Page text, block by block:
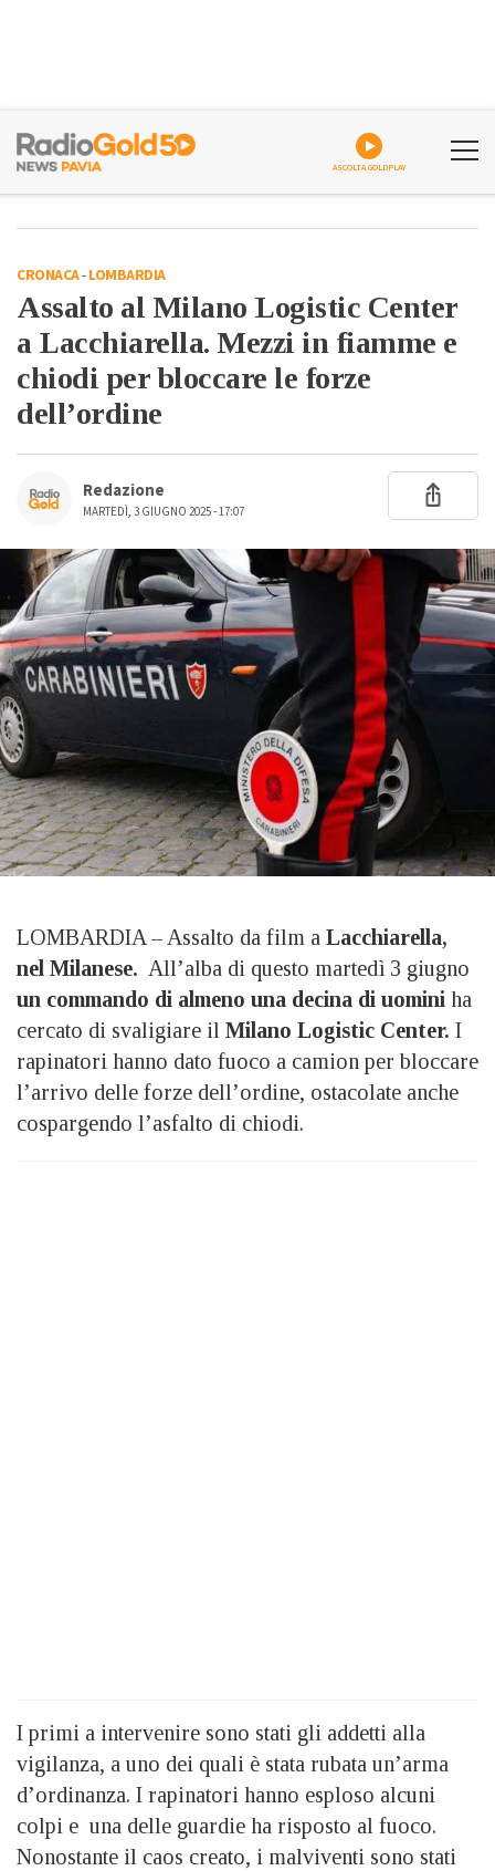
ASCOLTA GOLDPLAY
CRONACA-LOMBARDIA
Assalto al Milano Logistic Center
a Lacchiarella. Mezzi in fiamme e
chiodi per bloccare le forze
dell’ordine
Redazione
MARTEDÌ, 3 GIUGNO 2025 - 17:07
LOMBARDIA – Assalto da film a Lacchiarella,
nel Milanese. All’alba di questo martedì 3 giugno
un commando di almeno una decina di uomini ha
cercato di svaligiare il Milano Logistic Center. I
rapinatori hanno dato fuoco a camion per bloccare
l’arrivo delle forze dell’ordine, ostacolate anche
cospargendo l’asfalto di chiodi.
I primi a intervenire sono stati gli addetti alla
vigilanza, a uno dei quali è stata rubata un’arma
d’ordinanza. I rapinatori hanno esploso alcuni
colpi e una delle guardie ha risposto al fuoco.
Nonostante il caos creato, i malviventi sono stati